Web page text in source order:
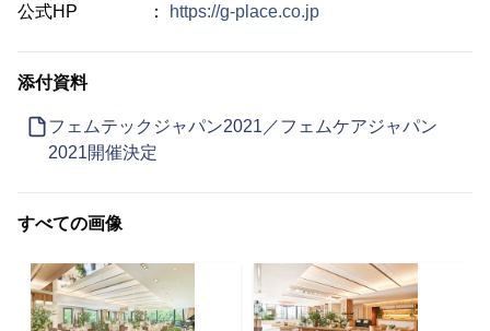
公式HP ：
https://g-place.co.jp
添付資料
フェムテックジャパン2021／フェムケアジャパン
2021開催決定
すべての画像